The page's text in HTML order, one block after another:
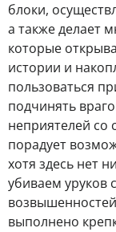
блоки,
а также делает
которые
истории и
пользоваться
подчинять
неприятелей со
порадует
хотя здесь нет
убиваем уруков
выполнено